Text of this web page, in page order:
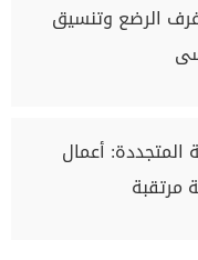
غرف الرضع وتنسيق
المتجددة: أعمال
مرتقبة